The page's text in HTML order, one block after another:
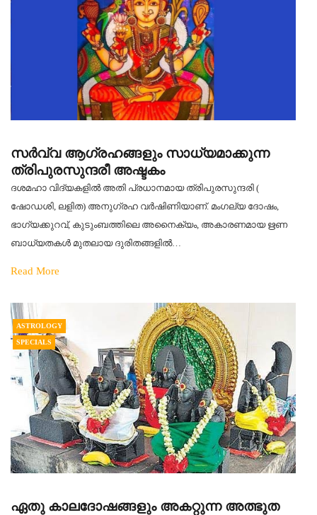
സർവ്വ ആഗ്രഹങ്ങളും സാധ്യമാക്കുന്ന
ത്രിപുരസുന്ദരീ അഷ്ടകം
ദശമഹാ വിദ്യകളിൽ അതി പ്രധാനമായ ത്രിപുരസുന്ദരി (
ഷോഡശി, ലളിത) അനുഗ്രഹ വർഷിണിയാണ്. മംഗല്യ ദോഷം,
ഭാഗ്യക്കുറവ്, കുടുംബത്തിലെ അനൈക്യം, അകാരണമായ ഋണ
ബാധ്യതകൾ മുതലായ ദുരിതങ്ങളിൽ…
Read More
ASTROLOGY
SPECIALS
ഏതു കാലദോഷങ്ങളും അകറ്റുന്ന അത്ഭുത